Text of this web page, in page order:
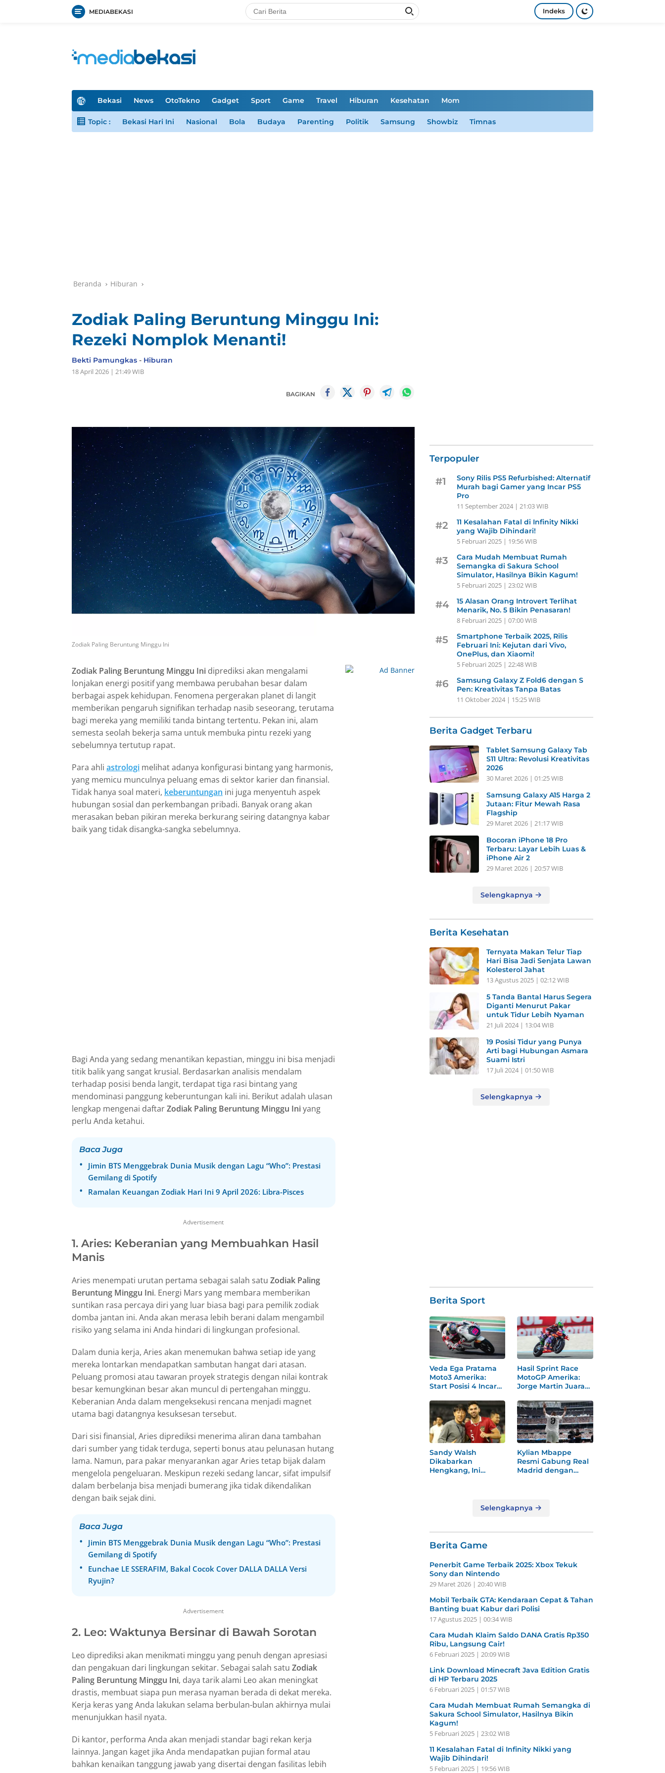
MEDIABEKASI Indeks
H
m
Bekasi News OtoTekno Gadget Sport Game Travel Hiburan Kesehatan Mom
Topic : Bekasi Hari Ini Nasional Bola Budaya Parenting Politik Samsung Showbiz Timnas
Beranda Hiburan
Zodiak Paling Beruntung Minggu Ini:
Rezeki Nomplok Menanti!
Bekti Pamungkas - Hiburan
18 April 2026 | 21:49 WIB
BAGIKAN
Zodiak Paling Beruntung Minggu Ini
Zodiak Paling Beruntung Minggu Ini diprediksi akan mengalami
lonjakan energi positif yang membawa perubahan besar dalam
berbagai aspek kehidupan. Fenomena pergerakan planet di langit
memberikan pengaruh signifikan terhadap nasib seseorang, terutama
bagi mereka yang memiliki tanda bintang tertentu. Pekan ini, alam
semesta seolah bekerja sama untuk membuka pintu rezeki yang
sebelumnya tertutup rapat.
Para ahli astrologi melihat adanya konfigurasi bintang yang harmonis,
yang memicu munculnya peluang emas di sektor karier dan finansial.
Tidak hanya soal materi, keberuntungan ini juga menyentuh aspek
hubungan sosial dan perkembangan pribadi. Banyak orang akan
merasakan beban pikiran mereka berkurang seiring datangnya kabar
baik yang tidak disangka-sangka sebelumnya.
Bagi Anda yang sedang menantikan kepastian, minggu ini bisa menjadi
titik balik yang sangat krusial. Berdasarkan analisis mendalam
terhadap posisi benda langit, terdapat tiga rasi bintang yang
mendominasi panggung keberuntungan kali ini. Berikut adalah ulasan
lengkap mengenai daftarZodiak Paling Beruntung Minggu Iniyang
perlu Anda ketahui.
Baca Juga
Jimin BTS Menggebrak Dunia Musik dengan Lagu “Who”: Prestasi
Gemilang di Spotify
Ramalan Keuangan Zodiak Hari Ini 9 April 2026: Libra-Pisces
Advertisement
1. Aries: Keberanian yang Membuahkan Hasil
Manis
Aries menempati urutan pertama sebagai salah satu Zodiak Paling
Beruntung Minggu Ini. Energi Mars yang membara memberikan
suntikan rasa percaya diri yang luar biasa bagi para pemilik zodiak
domba jantan ini. Anda akan merasa lebih berani dalam mengambil
risiko yang selama ini Anda hindari di lingkungan profesional.
Dalam dunia kerja, Aries akan menemukan bahwa setiap ide yang
mereka lontarkan mendapatkan sambutan hangat dari atasan.
Peluang promosi atau tawaran proyek strategis dengan nilai kontrak
besar kemungkinan besar akan muncul di pertengahan minggu.
Keberanian Anda dalam mengeksekusi rencana menjadi magnet
utama bagi datangnya kesuksesan tersebut.
Dari sisi finansial, Aries diprediksi menerima aliran dana tambahan
dari sumber yang tidak terduga, seperti bonus atau pelunasan hutang
lama. Namun, para pakar menyarankan agar Aries tetap bijak dalam
mengelola pengeluaran. Meskipun rezeki sedang lancar, sifat impulsif
dalam berbelanja bisa menjadi bumerang jika tidak dikendalikan
dengan baik sejak dini.
Baca Juga
Jimin BTS Menggebrak Dunia Musik dengan Lagu “Who”: Prestasi
Gemilang di Spotify
Eunchae LE SSERAFIM, Bakal Cocok Cover DALLA DALLA Versi
Ryujin?
Advertisement
2. Leo: Waktunya Bersinar di Bawah Sorotan
Leo diprediksi akan menikmati minggu yang penuh dengan apresiasi
dan pengakuan dari lingkungan sekitar. Sebagai salah satu Zodiak
Paling Beruntung Minggu Ini, daya tarik alami Leo akan meningkat
drastis, membuat siapa pun merasa nyaman berada di dekat mereka.
Kerja keras yang Anda lakukan selama berbulan-bulan akhirnya mulai
menunjukkan hasil nyata.
Di kantor, performa Anda akan menjadi standar bagi rekan kerja
lainnya. Jangan kaget jika Anda mendapatkan pujian formal atau
bahkan kenaikan tanggung jawab yang disertai dengan fasilitas lebih
Terpopuler
#1
Sony Rilis PS5 Refurbished: Alternatif
Murah bagi Gamer yang Incar PS5
Pro
11 September 2024 | 21:03 WIB
#2
11 Kesalahan Fatal di Infinity Nikki
yang Wajib Dihindari!
5 Februari 2025 | 19:56 WIB
#3
Cara Mudah Membuat Rumah
Semangka di Sakura School
Simulator, Hasilnya Bikin Kagum!
5 Februari 2025 | 23:02 WIB
#4
15 Alasan Orang Introvert Terlihat
Menarik, No. 5 Bikin Penasaran!
8 Februari 2025 | 07:00 WIB
#5
Smartphone Terbaik 2025, Rilis
Februari Ini: Kejutan dari Vivo,
OnePlus, dan Xiaomi!
5 Februari 2025 | 22:48 WIB
#6
Samsung Galaxy Z Fold6 dengan S
Pen: Kreativitas Tanpa Batas
11 Oktober 2024 | 15:25 WIB
Berita Gadget Terbaru
Tablet Samsung Galaxy Tab
S11 Ultra: Revolusi Kreativitas
2026
30 Maret 2026 | 01:25 WIB
Samsung Galaxy A15 Harga 2
Jutaan: Fitur Mewah Rasa
Flagship
29 Maret 2026 | 21:17 WIB
Bocoran iPhone 18 Pro
Terbaru: Layar Lebih Luas &
iPhone Air 2
29 Maret 2026 | 20:57 WIB
Selengkapnya
Berita Kesehatan
Ternyata Makan Telur Tiap
Hari Bisa Jadi Senjata Lawan
Kolesterol Jahat
13 Agustus 2025 | 02:12 WIB
5 Tanda Bantal Harus Segera
Diganti Menurut Pakar
untuk Tidur Lebih Nyaman
21 Juli 2024 | 13:04 WIB
19 Posisi Tidur yang Punya
Arti bagi Hubungan Asmara
Suami Istri
17 Juli 2024 | 01:50 WIB
Selengkapnya
Berita Sport
Veda Ega Pratama
Moto3 Amerika:
Start Posisi 4 Incar
Hasil Sprint Race
MotoGP Amerika:
Jorge Martin Juara
Sandy Walsh
Dikabarkan
Hengkang, Ini
Kylian Mbappe
Resmi Gabung Real
Madrid dengan
Selengkapnya
Berita Game
Penerbit Game Terbaik 2025: Xbox Tekuk
Sony dan Nintendo
29 Maret 2026 | 20:40 WIB
Mobil Terbaik GTA: Kendaraan Cepat & Tahan
Banting buat Kabur dari Polisi
17 Agustus 2025 | 00:34 WIB
Cara Mudah Klaim Saldo DANA Gratis Rp350
Ribu, Langsung Cair!
6 Februari 2025 | 20:09 WIB
Link Download Minecraft Java Edition Gratis
di HP Terbaru 2025
6 Februari 2025 | 01:57 WIB
Cara Mudah Membuat Rumah Semangka di
Sakura School Simulator, Hasilnya Bikin
Kagum!
5 Februari 2025 | 23:02 WIB
11 Kesalahan Fatal di Infinity Nikki yang
Wajib Dihindari!
5 Februari 2025 | 19:56 WIB